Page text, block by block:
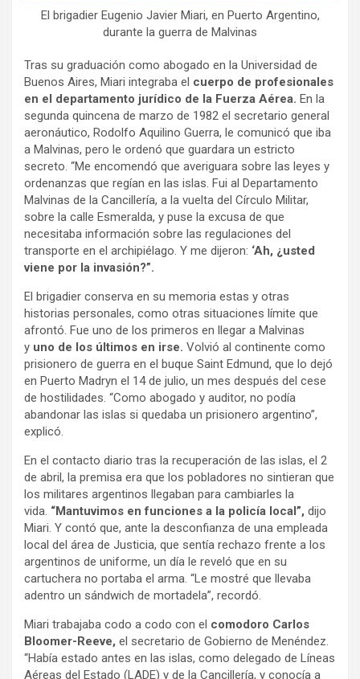
El brigadier Eugenio Javier Miari, en Puerto Argentino,
durante la guerra de Malvinas
Tras su graduación como abogado en la Universidad de
Buenos Aires, Miari integraba el cuerpo de profesionales
en el departamento jurídico de la Fuerza Aérea. En la
segunda quincena de marzo de 1982 el secretario general
aeronáutico, Rodolfo Aquilino Guerra, le comunicó que iba
a Malvinas, pero le ordenó que guardara un estricto
secreto. “Me encomendó que averiguara sobre las leyes y
ordenanzas que regían en las islas. Fui al Departamento
Malvinas de la Cancillería, a la vuelta del Círculo Militar,
sobre la calle Esmeralda, y puse la excusa de que
necesitaba información sobre las regulaciones del
transporte en el archipiélago. Y me dijeron: ‘Ah, ¿usted
viene por la invasión?”.
El brigadier conserva en su memoria estas y otras
historias personales, como otras situaciones límite que
afrontó. Fue uno de los primeros en llegar a Malvinas
y uno de los últimos en irse. Volvió al continente como
prisionero de guerra en el buque Saint Edmund, que lo dejó
en Puerto Madryn el 14 de julio, un mes después del cese
de hostilidades. “Como abogado y auditor, no podía
abandonar las islas si quedaba un prisionero argentino”,
explicó.
En el contacto diario tras la recuperación de las islas, el 2
de abril, la premisa era que los pobladores no sintieran que
los militares argentinos llegaban para cambiarles la
vida. “Mantuvimos en funciones a la policía local”, dijo
Miari. Y contó que, ante la desconfianza de una empleada
local del área de Justicia, que sentía rechazo frente a los
argentinos de uniforme, un día le reveló que en su
cartuchera no portaba el arma. “Le mostré que llevaba
adentro un sándwich de mortadela”, recordó.
Miari trabajaba codo a codo con el comodoro Carlos
Bloomer-Reeve, el secretario de Gobierno de Menéndez.
“Había estado antes en las islas, como delegado de Líneas
Aéreas del Estado (LADE) y de la Cancillería, y conocía a